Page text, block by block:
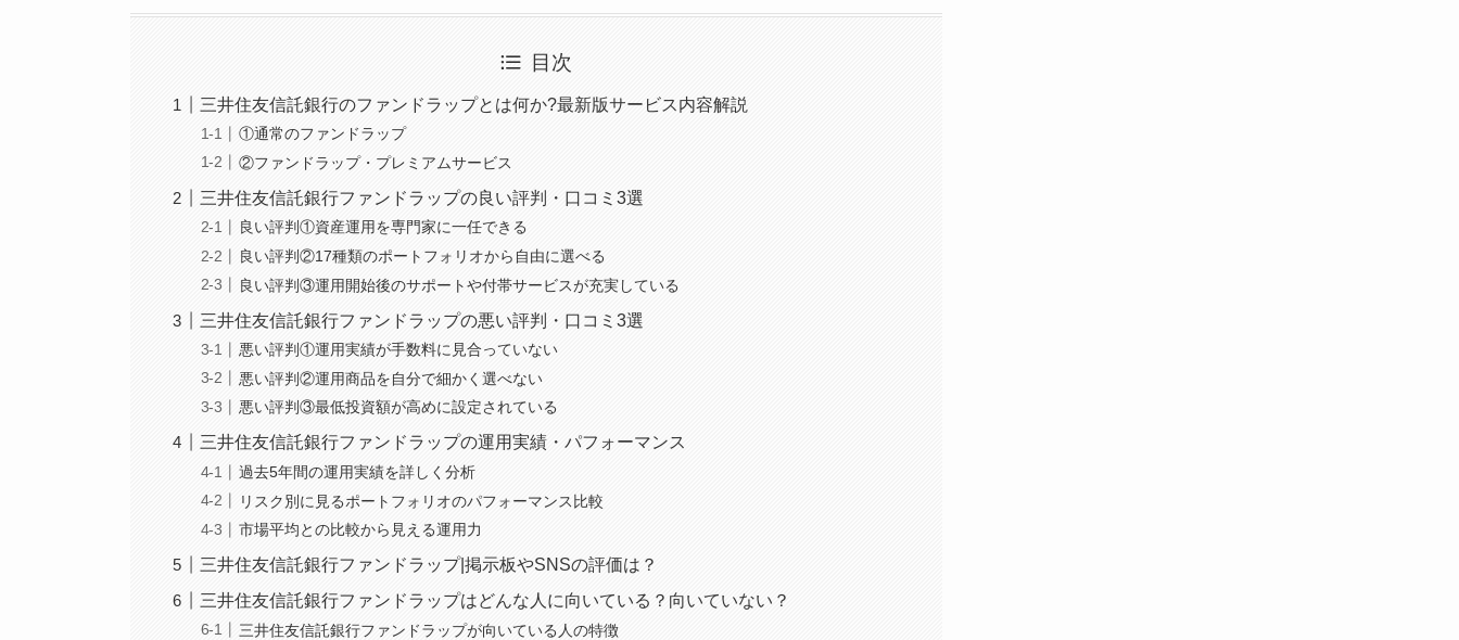
目次
三井住友信託銀行のファンドラップとは何か?最新版サービス内容解説
①通常のファンドラップ
②ファンドラップ・プレミアムサービス
三井住友信託銀行ファンドラップの良い評判・口コミ3選
良い評判①資産運用を専門家に一任できる
良い評判②17種類のポートフォリオから自由に選べる
良い評判③運用開始後のサポートや付帯サービスが充実している
三井住友信託銀行ファンドラップの悪い評判・口コミ3選
悪い評判①運用実績が手数料に見合っていない
悪い評判②運用商品を自分で細かく選べない
悪い評判③最低投資額が高めに設定されている
三井住友信託銀行ファンドラップの運用実績・パフォーマンス
過去5年間の運用実績を詳しく分析
リスク別に見るポートフォリオのパフォーマンス比較
市場平均との比較から見える運用力
三井住友信託銀行ファンドラップ|掲示板やSNSの評価は？
三井住友信託銀行ファンドラップはどんな人に向いている？向いていない？
三井住友信託銀行ファンドラップが向いている人の特徴